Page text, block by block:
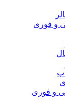
و فوری
و فوری